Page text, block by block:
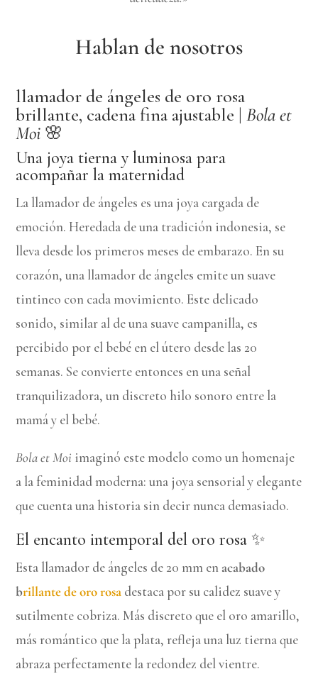
Hablan de nosotros
llamador de ángeles de oro rosa
brillante, cadena fina ajustable |Bola et
Moi 🌸
Una joya tierna y luminosa para
acompañar la maternidad
La llamador de ángeles es una joya cargada de
emoción. Heredada de una tradición indonesia, se
lleva desde los primeros meses de embarazo. En su
corazón, una llamador de ángeles emite un suave
tintineo con cada movimiento. Este delicado
sonido, similar al de una suave campanilla, es
percibido por el bebé en el útero desde las 20
semanas. Se convierte entonces en una señal
tranquilizadora, un discreto hilo sonoro entre la
mamá y el bebé.
Bola et Moi imaginó este modelo como un homenaje
a la feminidad moderna: una joya sensorial y elegante
que cuenta una historia sin decir nunca demasiado.
El encanto intemporal del oro rosa ✨
Esta llamador de ángeles de 20 mm enacabado
brillante de oro rosa destaca por su calidez suave y
sutilmente cobriza. Más discreto que el oro amarillo,
más romántico que la plata, refleja una luz tierna que
abraza perfectamente la redondez del vientre.